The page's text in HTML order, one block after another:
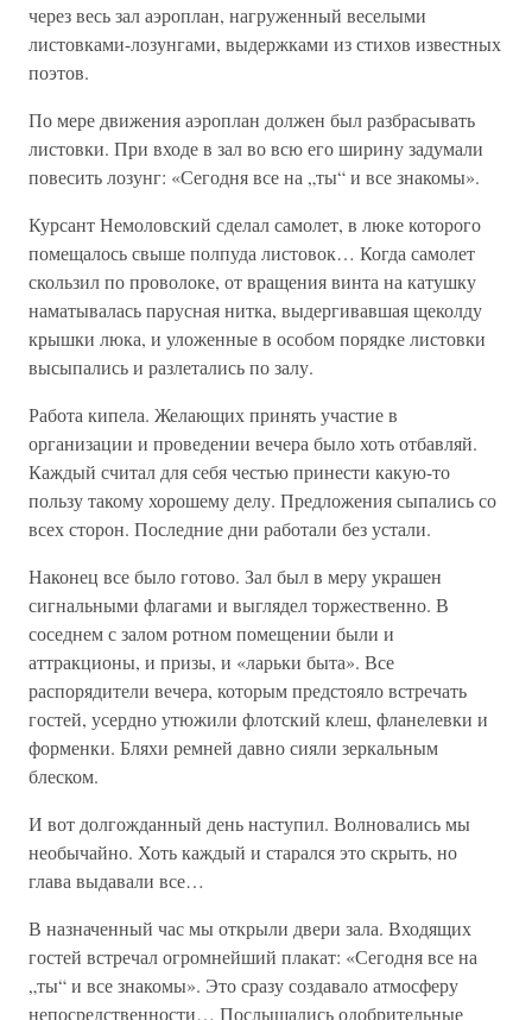
через весь зал аэроплан, нагруженный веселыми
листовками-лозунгами, выдержками из стихов известных
поэтов.
По мере движения аэроплан должен был разбрасывать
листовки. При входе в зал во всю его ширину задумали
повесить лозунг: «Сегодня все на „ты“ и все знакомы».
Курсант Немоловский сделал самолет, в люке которого
помещалось свыше полпуда листовок… Когда самолет
скользил по проволоке, от вращения винта на катушку
наматывалась парусная нитка, выдергивавшая щеколду
крышки люка, и уложенные в особом порядке листовки
высыпались и разлетались по залу.
Работа кипела. Желающих принять участие в
организации и проведении вечера было хоть отбавляй.
Каждый считал для себя честью принести какую-то
пользу такому хорошему делу. Предложения сыпались со
всех сторон. Последние дни работали без устали.
Наконец все было готово. Зал был в меру украшен
сигнальными флагами и выглядел торжественно. В
соседнем с залом ротном помещении были и
аттракционы, и призы, и «ларьки быта». Все
распорядители вечера, которым предстояло встречать
гостей, усердно утюжили флотский клеш, фланелевки и
форменки. Бляхи ремней давно сияли зеркальным
блеском.
И вот долгожданный день наступил. Волновались мы
необычайно. Хоть каждый и старался это скрыть, но
глава выдавали все…
В назначенный час мы открыли двери зала. Входящих
гостей встречал огромнейший плакат: «Сегодня все на
„ты“ и все знакомы». Это сразу создавало атмосферу
непосредственности… Послышались одобрительные